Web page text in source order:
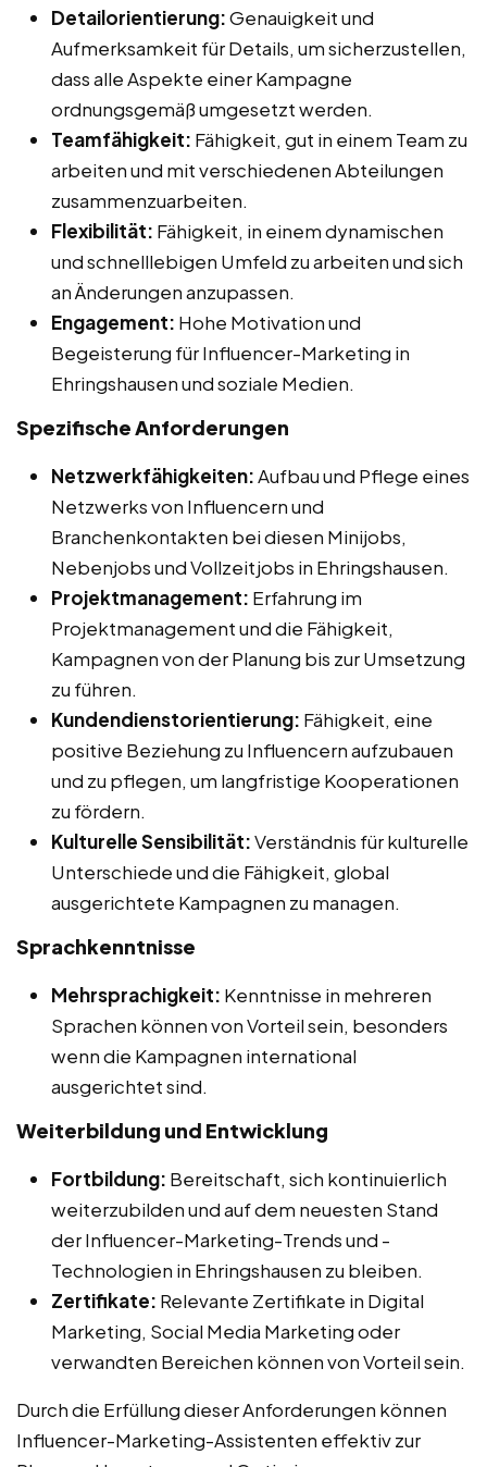
Detailorientierung:Genauigkeit und
Aufmerksamkeit für Details, um sicherzustellen,
dass alle Aspekte einer Kampagne
ordnungsgemäß umgesetzt werden.
Teamfähigkeit: Fähigkeit, gut in einem Team zu
arbeiten und mit verschiedenen Abteilungen
zusammenzuarbeiten.
Flexibilität: Fähigkeit, in einem dynamischen
und schnelllebigen Umfeld zu arbeiten und sich
an Änderungen anzupassen.
Engagement: Hohe Motivation und
Begeisterung für Influencer-Marketing in
Ehringshausen und soziale Medien.
Spezifische Anforderungen
Netzwerkfähigkeiten:Aufbau und Pflege eines
Netzwerks von Influencern und
Branchenkontakten bei diesen Minijobs,
Nebenjobs und Vollzeitjobs in Ehringshausen.
Projektmanagement: Erfahrung im
Projektmanagement und die Fähigkeit,
Kampagnen von der Planung bis zur Umsetzung
zu führen.
Kundendienstorientierung: Fähigkeit, eine
positive Beziehung zu Influencern aufzubauen
und zu pflegen, um langfristige Kooperationen
zu fördern.
Kulturelle Sensibilität:Verständnis für kulturelle
Unterschiede und die Fähigkeit, global
ausgerichtete Kampagnen zu managen.
Sprachkenntnisse
Mehrsprachigkeit: Kenntnisse in mehreren
Sprachen können von Vorteil sein, besonders
wenn die Kampagnen international
ausgerichtet sind.
Weiterbildung und Entwicklung
Fortbildung: Bereitschaft, sich kontinuierlich
weiterzubilden und auf dem neuesten Stand
der Influencer-Marketing-Trends und -
Technologien in Ehringshausen zu bleiben.
Zertifikate: Relevante Zertifikate in Digital
Marketing, Social Media Marketing oder
verwandten Bereichen können von Vorteil sein.
Durch die Erfüllung dieser Anforderungen können
Influencer-Marketing-Assistenten effektiv zur